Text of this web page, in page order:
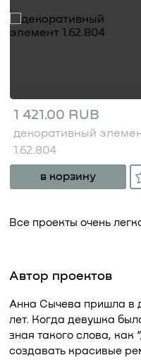
1 421.00 RUB
декоративный
1.62.804
в корзину
Все проекты очень
Автор проектов
Анна Сычева пришла в
лет. Когда девушка
зная такого слова, как
создавать красивые